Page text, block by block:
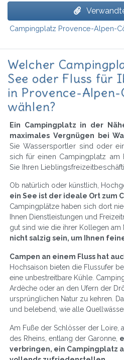
Campingplatz Provence-Alpen-
Welcher
See oder Fluss für
in Provence-Alpen-
wählen?
Ein Campingplatz in der
maximales Vergnügen bei
Sie Wassersportler sind oder
sich für einen Campingplatz am
Sie Ihren
Ob natürlich oder künstlich,
ein See ist der ideale Ort zum
Campingplätze haben sich dort
Ihnen Dienstleistungen und
gut sind wie die ihrer Kollegen am
nicht salzig sein, um Ihnen
Campen an einem Fluss hat
Hochsaison bieten die Flussufer
eine unbestreitbare Kühle.
Ardèche oder an den Ufern der
ursprünglichen Natur zu kehren.
und belebend, wie alle
Am Fuße der Schlösser der Loire,
des Rheins, entlang der Garonne,
verbringen, ein Campingplatz